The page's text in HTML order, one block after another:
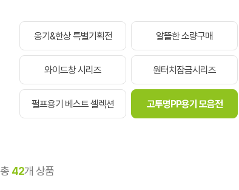
옹기&한상 특별기획전 알뜰한 소량구매
와이드창 시리즈 원터치잠금시리즈
펄프용기 베스트 셀렉션 고투명PP용기 모음전
총 42개 상품